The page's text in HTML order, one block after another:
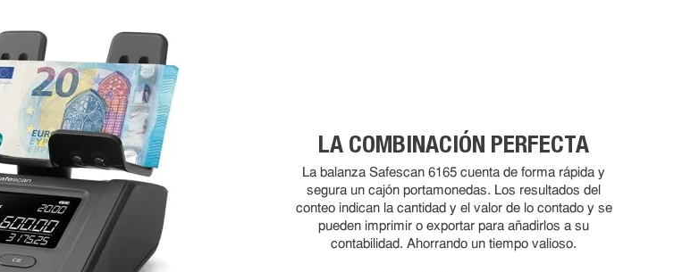
LA COMBINACIÓN PERFECTA
La balanza Safescan 6165 cuenta de forma rápida y
segura un cajón portamonedas. Los resultados del
conteo indican la cantidad y el valor de lo contado y se
pueden imprimir o exportar para añadirlos a su
contabilidad. Ahorrando un tiempo valioso.